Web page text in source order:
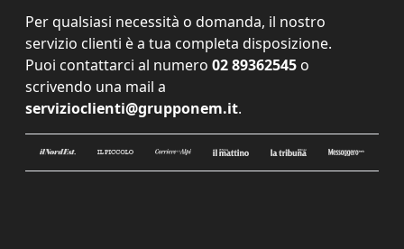
Per qualsiasi necessità o domanda, il nostro
servizio clienti è a tua completa disposizione.
Puoi contattarci al numero 02 89362545 o
scrivendo una mail a
servizioclienti@grupponem.it.